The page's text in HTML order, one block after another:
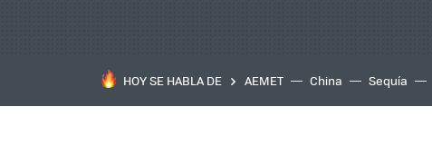
HOY SE HABLA DE AEMET China Sequía